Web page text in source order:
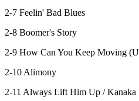
2-7 Feelin' Bad Blues
2-8 Boomer's Story
2-9 How Can You Keep Moving
2-10 Alimony
2-11 Always Lift Him Up / Kanaka